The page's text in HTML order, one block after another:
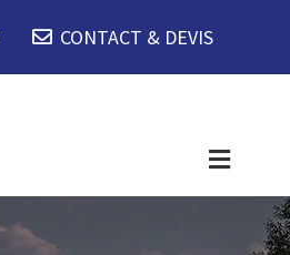
CONTACT & DEVIS